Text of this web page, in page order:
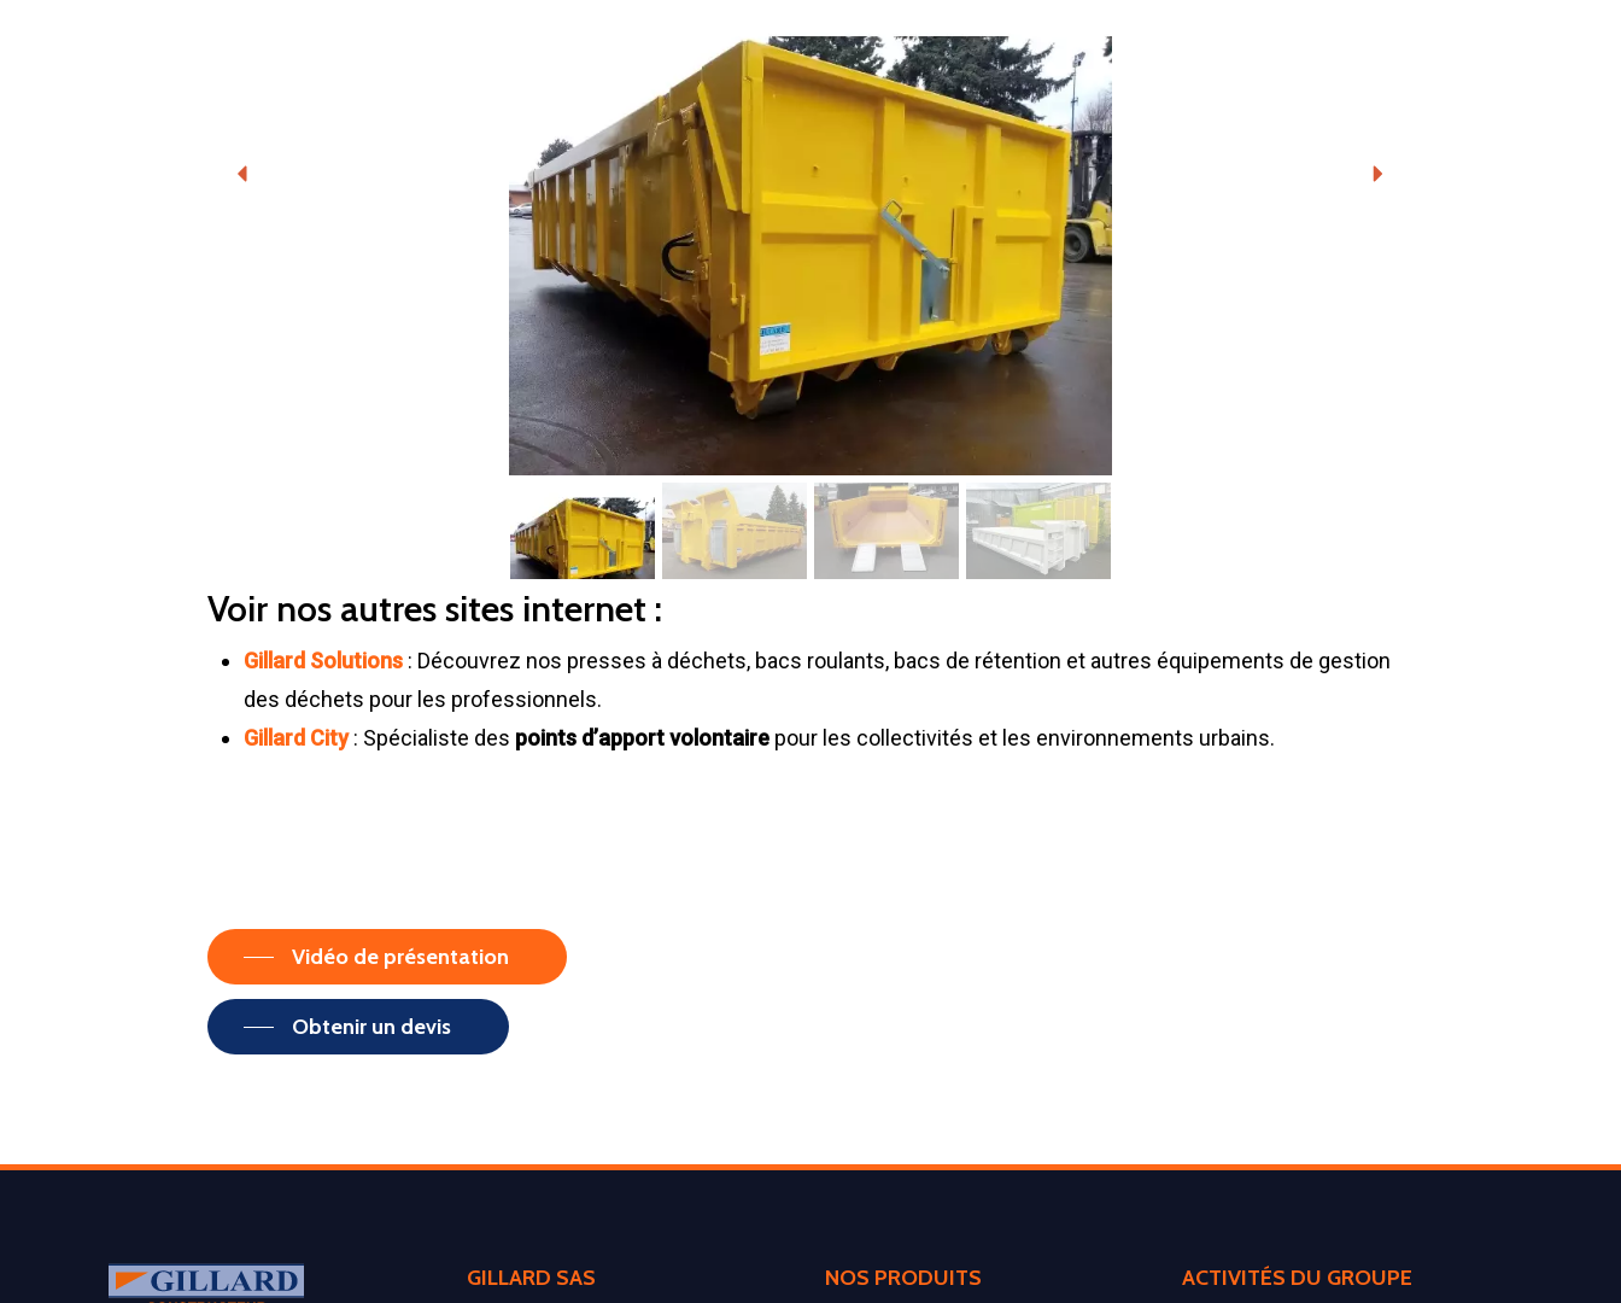
Voir nos autres sites internet :
Gillard Solutions : Découvrez nos presses à déchets, bacs roulants, bacs de rétention et autres équipements de gestion
des déchets pour les professionnels.
Gillard City: Spécialiste des points d’apport volontaire pour les collectivités et les environnements urbains.
Vidéo de présentation
Obtenir un devis
GILLARD SAS NOS PRODUITS ACTIVITÉS DU GROUPE